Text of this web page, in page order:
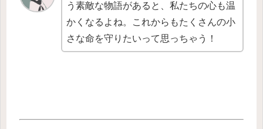
う素敵な物語があると、私たちの心も温
かくなるよね。これからもたくさんの小
さな命を守りたいって思っちゃう！